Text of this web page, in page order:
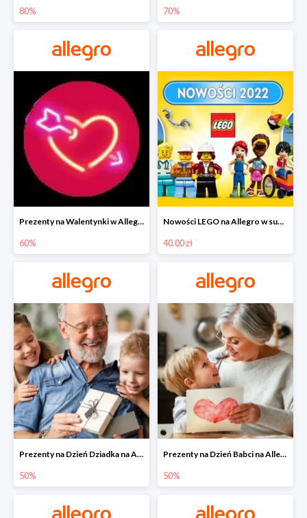
80% 70%
Prezenty na Walentynki w Allegro do -60%
60%
Nowości LEGO na Allegro w super cenach od 40 zł
40.00 zł
Prezenty na Dzień Dziadka na Allegro do -50%
50%
Prezenty na Dzień Babci na Allegro do -50%
50%